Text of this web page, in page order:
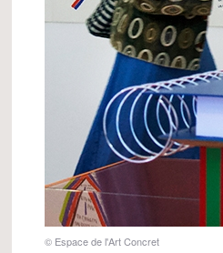
© Espace de l'Art Concret